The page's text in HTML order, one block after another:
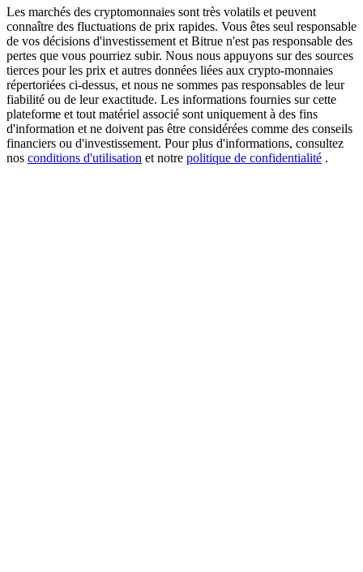
Precious Metals Trading Carnival
Trade Gold & Silver · 33,333 USDT Bonus
USDT New User Exclusive 10% APR
USDT Flexible Staking | Daily Rewards
Les marchés des cryptomonnaies sont très volatils et peuvent
connaître des fluctuations de prix rapides. Vous êtes seul responsable
de vos décisions d'investissement et Bitrue n'est pas responsable des
pertes que vous pourriez subir. Nous nous appuyons sur des sources
tierces pour les prix et autres données liées aux crypto-monnaies
répertoriées ci-dessus, et nous ne sommes pas responsables de leur
fiabilité ou de leur exactitude. Les informations fournies sur cette
plateforme et tout matériel associé sont uniquement à des fins
d'information et ne doivent pas être considérées comme des conseils
financiers ou d'investissement. Pour plus d'informations, consultez
nos conditions d'utilisation et notre politique de confidentialité .